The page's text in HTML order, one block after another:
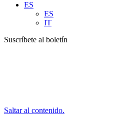
ES
ES
IT
Suscríbete al boletín
Saltar al contenido.